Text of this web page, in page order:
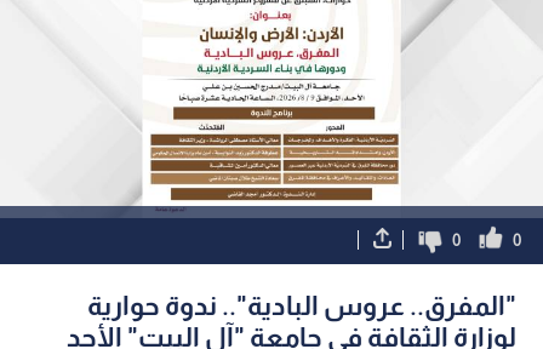
0
0
"المفرق.. عروس البادية".. ندوة حوارية
لوزارة الثقافة في جامعة "آل البيت" الأحد